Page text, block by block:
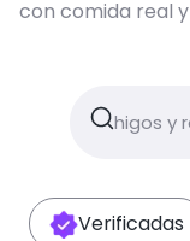
con comida real
Verificadas